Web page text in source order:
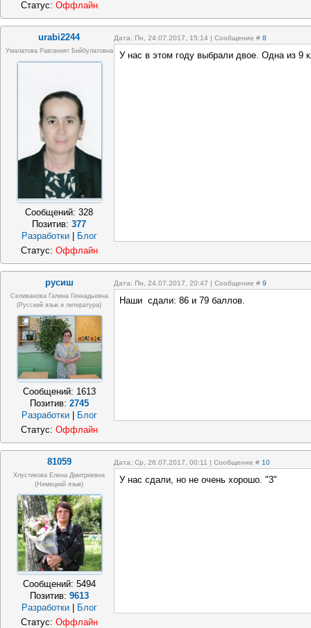
Статус: Оффлайн
urabi2244 Дата: Пн, 24.07.2017, 15:14 | Сообщение # 8
Умалатова Равганият Бийбулатовна
Сообщений:328
Позитив:377
Разработки
Блог
У нас в этом году выбрали двое. Одна из 9
Статус: Оффлайн
русиш Дата: Пн, 24.07.2017, 20:47 | Сообщение # 9
Селиванова Галина Геннадьевна
(русский язык и литература)
Сообщений: 1613
Позитив: 2745
Разработки
Блог
Наши сдали: 86 и 79 баллов.
Статус: Оффлайн
81059 Дата: Ср, 26.07.2017, 00:11 | Сообщение # 10
Хлустикова Елена Дмитриевна
(немецкий язык)
Сообщений: 5494
Позитив: 9613
Разработки
Блог
У нас сдали, но не очень хорошо. "3"
Статус: Оффлайн